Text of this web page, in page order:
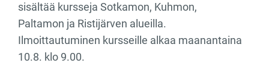
sisältää kursseja Sotkamon, Kuhmon,
Paltamon ja Ristijärven alueilla.
Ilmoittautuminen kursseille alkaa maanantaina
10.8. klo 9.00.